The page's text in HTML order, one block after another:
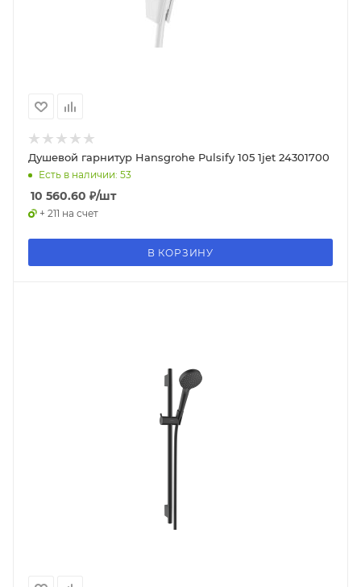
Душевой гарнитур Hansgrohe Pulsify 105 1jet 24301700
Есть в наличии: 53
10 560.60 ₽/шт
+ 211 на счет
В КОРЗИНУ